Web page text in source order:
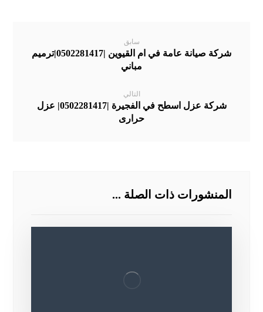
سابق
شركة صيانة عامة في ام القيوين |0502281417|ترميم
مباني
التالي
شركة عزل اسطح في الفجيرة |0502281417| عزل
حرارى
المنشورات ذات الصلة ...